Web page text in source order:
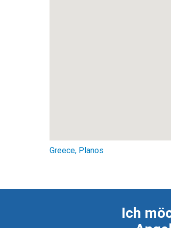
Greece, Planos
Ich